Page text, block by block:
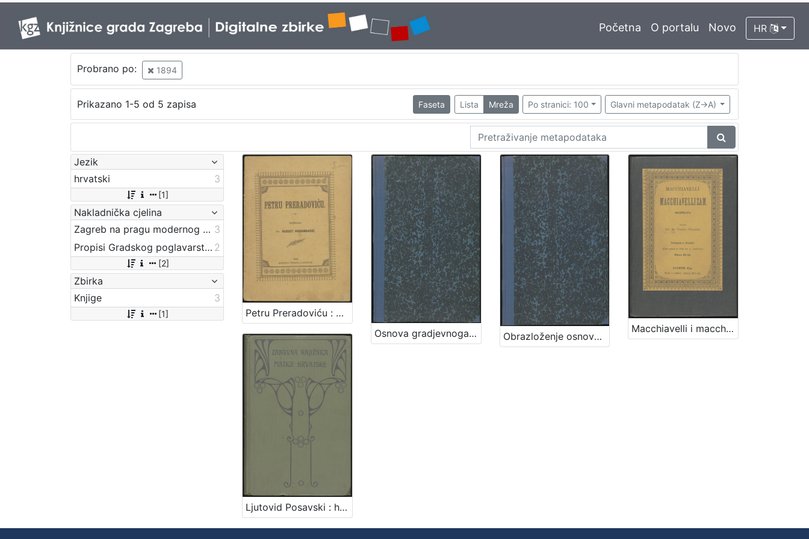
Početna O portalu Novo HR
Probrano po: 1894
Prikazano 1-5 od 5 zapisa Faseta Lista Mreža Po stranici: 100 Glavni metapodatak (Z->A)
Jezik
hrvatski
3
[1]
Nakladnička cjelina
Zagreb na pragu modernog doba 3
Propisi Gradskog poglavarstva 2
[2]
Zbirka
Knjige
3
[1]
Petru Preradoviću : proslov za Preradovićevu večer što ju je dne 15. veljače 1894 priredilo Hrvatsko akad. družtvo / spjevao August Harambašić
Osnova gradjevnoga reda za slob. i kralj. glavni grad Zagreb / sastavio gradski viećnik Adolf Hudovski po nalogu gradskoga načelnika Adolfa Mošinsky-a
Obrazloženje osnove gradjevnoga reda za slob. i kralj. glavni grad Zagreb / sastavio gradski viećnik Adolf Hudovski po nalogu gradskoga načelnika Adolfa Mošinsky-a
Macchiavelli i macchiavellizam : razprava / napisao A. Tresić Pavičić
Ljutovid Posavski : historijska tragedija u pet činova / po osnovi Fr. Markovića spjevao A. Tresić Pavičić